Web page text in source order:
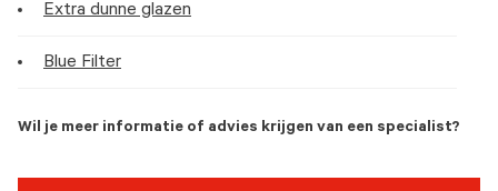
Extra dunne glazen
Blue Filter
Wil je meer informatie of advies krijgen van een specialist?